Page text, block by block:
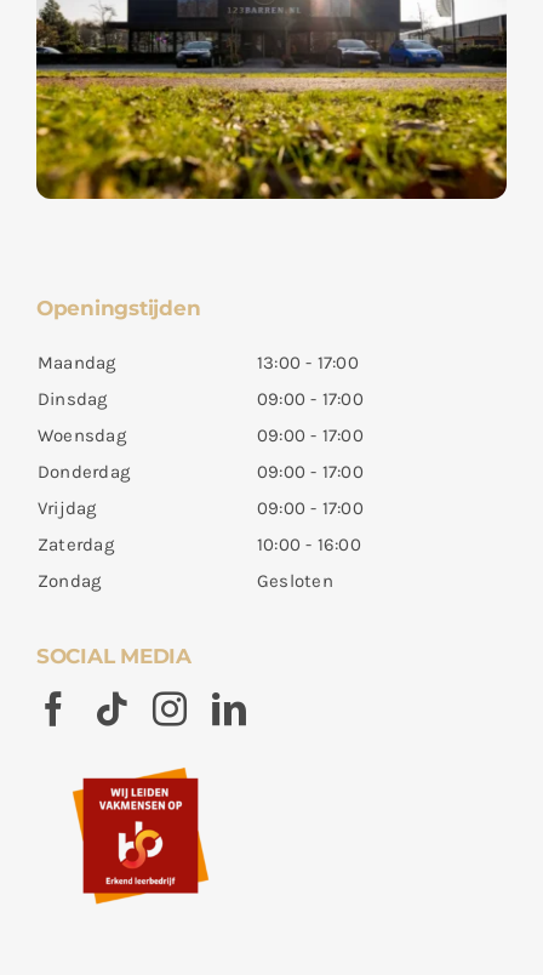
Openingstijden
Maandag
13:00 - 17:00
Dinsdag
09:00 - 17:00
Woensdag
09:00 - 17:00
Donderdag
09:00 - 17:00
Vrijdag
09:00 - 17:00
Zaterdag
10:00 - 16:00
Zondag
Gesloten
SOCIAL MEDIA